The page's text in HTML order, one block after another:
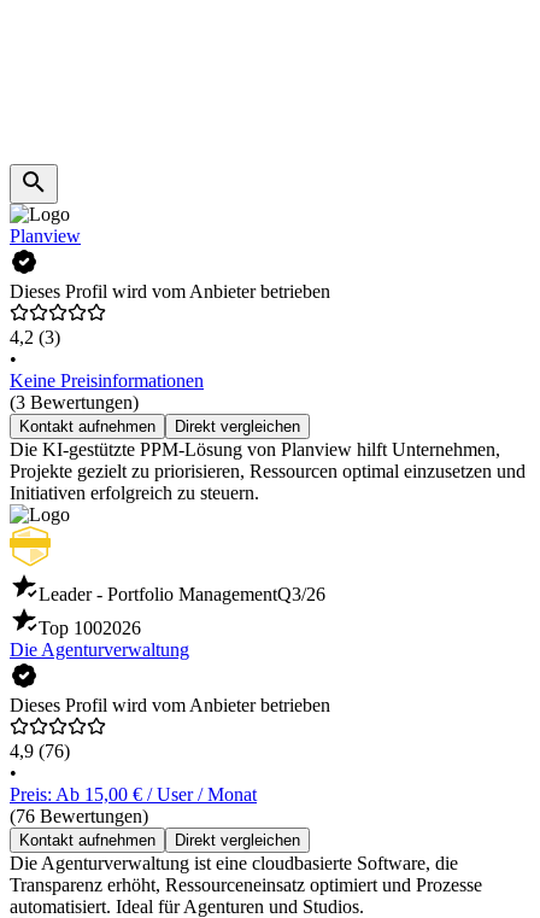
Planview
Dieses Profil wird vom Anbieter betrieben
4,2 (3)
•
Keine Preisinformationen
(3 Bewertungen)
Kontakt aufnehmen Direkt vergleichen
Die KI-gestützte PPM-Lösung von Planview hilft Unternehmen,
Projekte gezielt zu priorisieren, Ressourcen optimal einzusetzen und
Initiativen erfolgreich zu steuern.
Leader - Portfolio ManagementQ3/26
Top 1002026
Die Agenturverwaltung
Dieses Profil wird vom Anbieter betrieben
4,9 (76)
•
Preis: Ab 15,00 € / User / Monat
(76 Bewertungen)
Kontakt aufnehmen Direkt vergleichen
Die Agenturverwaltung ist eine cloudbasierte Software, die
Transparenz erhöht, Ressourceneinsatz optimiert und Prozesse
automatisiert. Ideal für Agenturen und Studios.